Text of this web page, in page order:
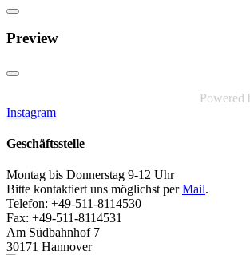
Preview
Powered
Instagram
Geschäftsstelle
Montag bis Donnerstag 9-12 Uhr
Bitte kontaktiert uns möglichst perMail.
Telefon: +49-511-8114530
Fax: +49-511-8114531
Am Südbahnhof 7
30171 Hannover